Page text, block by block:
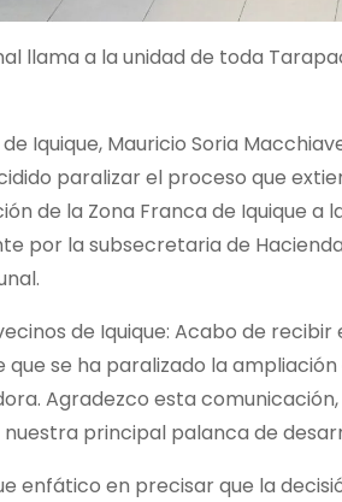
llama a la unidad de toda
Iquique, Mauricio Soria
paralizar el proceso que
de la Zona Franca de Iquique a
por la subsecretaria de
de Iquique: Acabo de
se ha paralizado la
Agradezco esta
principal palanca de
enfático en precisar que la